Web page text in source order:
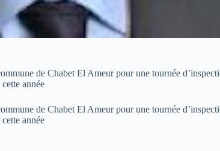
de Chabet El Ameur pour une tournée
année
de Chabet El Ameur pour une tournée
année